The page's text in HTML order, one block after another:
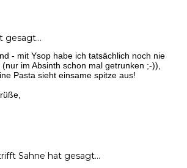
gesagt…
- mit Ysop habe ich tatsächlich noch nie
(nur im Absinth schon mal getrunken ;-)),
Pasta sieht einsame spitze aus!
Sahne hat gesagt…